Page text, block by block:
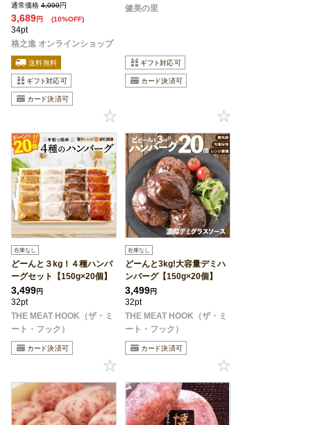
通常価格 4,099円
3,689円 (10%OFF)
34pt
格之進 オンラインショップ
健美の里
在庫なし
どーんと３kg！４種ハンバ
ーグセット【150g×20個】
3,499円
32pt
THE MEAT HOOK（ザ・ミ
ート・フック）
在庫なし
どーんと3kg!大容量デミハ
ンバーグ【150g×20個】
3,499円
32pt
THE MEAT HOOK（ザ・ミ
ート・フック）